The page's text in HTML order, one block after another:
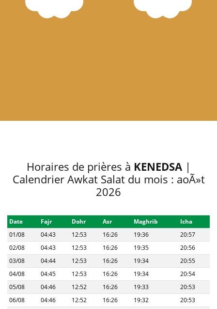
Horaires de prières à KENEDSA|
Calendrier Awkat Salat du mois : aoÃ»t
2026
Date Fajr Dohr Asr Maghrib
Icha
01/08
04:43 12:53 16:26 19:36
20:57
02/08
04:43 12:53 16:26 19:35
20:56
03/08
04:44 12:53 16:26 19:34
20:55
04/08
04:45 12:53 16:26 19:34
20:54
05/08
04:46 12:52 16:26 19:33
20:53
06/08
04:46 12:52 16:26 19:32
20:53